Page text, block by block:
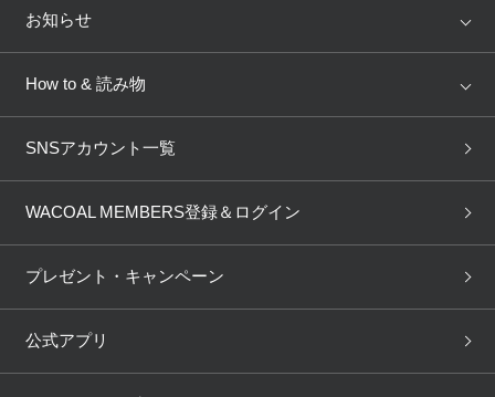
AMPHI une nana cool
OUR WACOAL
WACOAL Remamma Mens Innerwear
Licensed Brands
店舗を探す
ブラ無料診断
3Dボディスキャン
お知らせ
新着情報
商品回収
ニュース＆トピックス
How to & 読み物
下着の基礎知識
ブラパン ワコールスタイル
大人の工場見学inベトナム
人間科学研究開発センター見
学
SNSアカウント一覧
WACOAL MEMBERS登録＆ログイン
プレゼント・キャンペーン
公式アプリ